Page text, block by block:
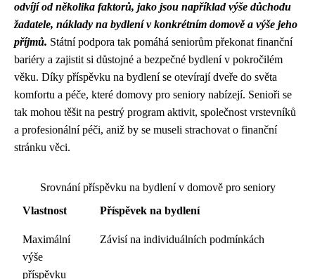
odvíjí od několika faktorů, jako jsou například výše důchodu
žadatele, náklady na bydlení v konkrétním domově a výše jeho
příjmů. Státní podpora tak pomáhá seniorům překonat finanční
bariéry a zajistit si důstojné a bezpečné bydlení v pokročilém
věku. Díky příspěvku na bydlení se otevírají dveře do světa
komfortu a péče, které domovy pro seniory nabízejí. Senioři se
tak mohou těšit na pestrý program aktivit, společnost vrstevníků
a profesionální péči, aniž by se museli strachovat o finanční
stránku věci.
Srovnání příspěvku na bydlení v domově pro seniory
Vlastnost
Příspěvek na bydlení
Maximální
výše
příspěvku
Závisí na individuálních podmínkách